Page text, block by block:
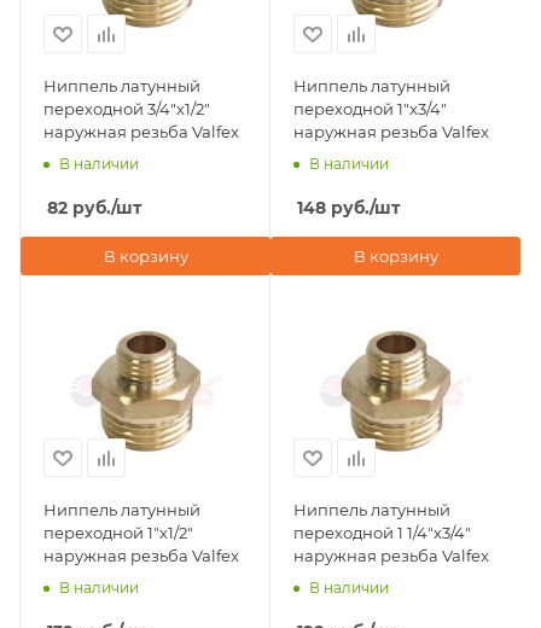
Ниппель латунный
переходной 3/4"х1/2"
наружная резьба Valfex
В наличии
82 руб./шт
В корзину
Ниппель латунный
переходной 1"х3/4"
наружная резьба Valfex
В наличии
148 руб./шт
В корзину
Ниппель латунный
переходной 1"х1/2"
наружная резьба Valfex
В наличии
Ниппель латунный
переходной 1 1/4"х3/4"
наружная резьба Valfex
В наличии